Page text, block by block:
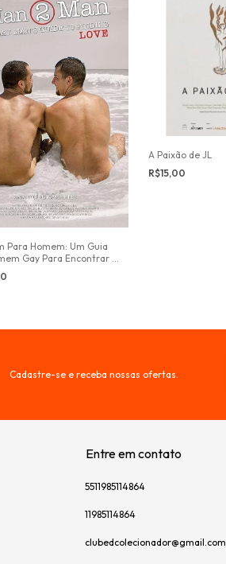
Para Homem: Um Guia
Gay Para Encontrar o
A Paixão de JL
R$15,00
Cadastre-se e receba nossas ofertas.
Entre em contato
5511985114864
11985114864
clubedcolecionador@gmail.com